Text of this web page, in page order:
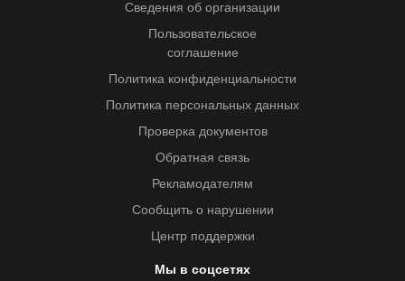
Сведения об организации
Пользовательское
соглашение
Политика конфиденциальности
Политика персональных данных
Проверка документов
Обратная связь
Рекламодателям
Сообщить о нарушении
Центр поддержки
Мы в соцсетях